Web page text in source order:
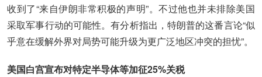
收到了“来自伊朗非常积极的声明”。不过他也并未排除美国
采取军事行动的可能性。有分析指出，特朗普的这番言论“似
乎意在缓解外界对局势可能升级为更广泛地区冲突的担忧”。
美国白宫宣布对特定半导体等加征25%关税